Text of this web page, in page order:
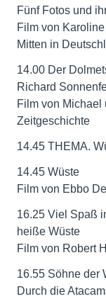
Fünf Fotos und
Film von
Mitten in
14.00 Der
Richard
Film von Michael
Zeitgeschichte
14.45 THEMA.
14.45 Wüste
Film von Ebbo
16.25 Viel Spaß
heiße Wüste
Film von Robert
16.55 Söhne der
Durch die